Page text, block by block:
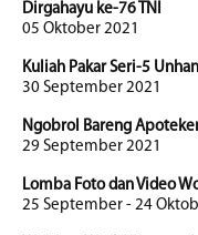
Dirgahayu ke-76 TNI
05 Oktober 2021
Kuliah Pakar Seri-5
30 September 2021
Ngobrol Bareng
29 September 2021
Lomba Foto dan Video
25 September - 24